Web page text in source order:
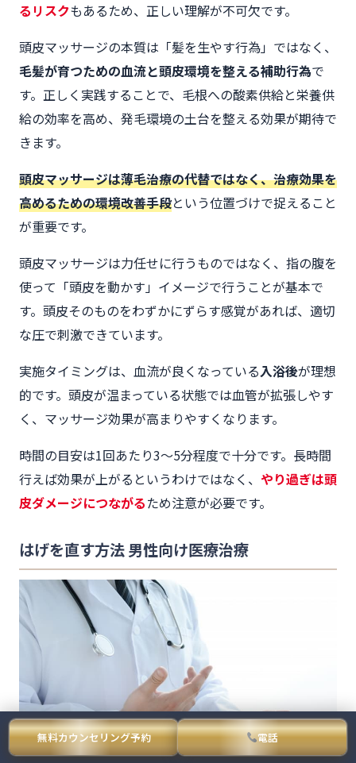
るリスクもあるため、正しい理解が不可欠です。
頭皮マッサージの本質は「髪を生やす行為」ではなく、
毛髪が育つための血流と頭皮環境を整える補助行為で
す。正しく実践することで、毛根への酸素供給と栄養供
給の効率を高め、発毛環境の土台を整える効果が期待で
きます。
頭皮マッサージは薄毛治療の代替ではなく、治療効果を
高めるための環境改善手段という位置づけで捉えること
が重要です。
頭皮マッサージは力任せに行うものではなく、指の腹を
使って「頭皮を動かす」イメージで行うことが基本で
す。頭皮そのものをわずかにずらす感覚があれば、適切
な圧で刺激できています。
実施タイミングは、血流が良くなっている入浴後が理想
的です。頭皮が温まっている状態では血管が拡張しやす
く、マッサージ効果が高まりやすくなります。
時間の目安は1回あたり3〜5分程度で十分です。長時間
行えば効果が上がるというわけではなく、 やり過ぎは頭
皮ダメージにつながるため注意が必要です。
はげを直す方法 男性向け医療治療
無料カウンセリング予約 電話